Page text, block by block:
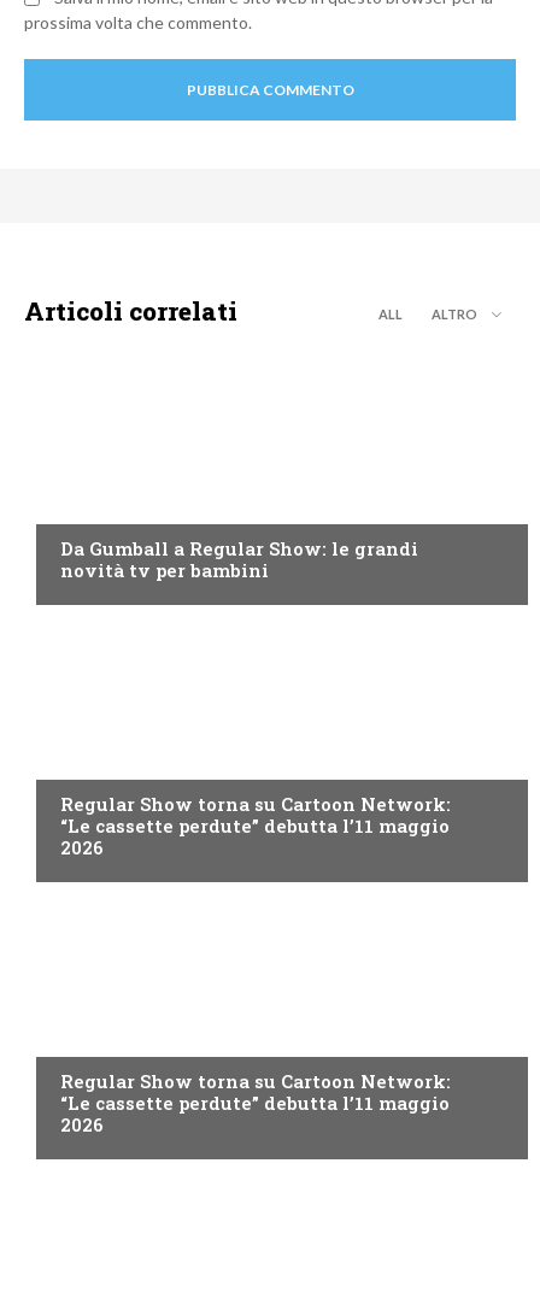
prossima volta che commento.
Articoli correlati ALL ALTRO
Da Gumball a Regular Show: le grandi
novità tv per bambini
Regular Show torna su Cartoon Network:
“Le cassette perdute” debutta l’11 maggio
2026
Regular Show torna su Cartoon Network:
“Le cassette perdute” debutta l’11 maggio
2026